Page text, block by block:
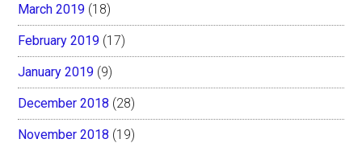
March 2019 (18)
February 2019 (17)
January 2019 (9)
December 2018 (28)
November 2018 (19)